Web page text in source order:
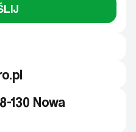
130 Nowa